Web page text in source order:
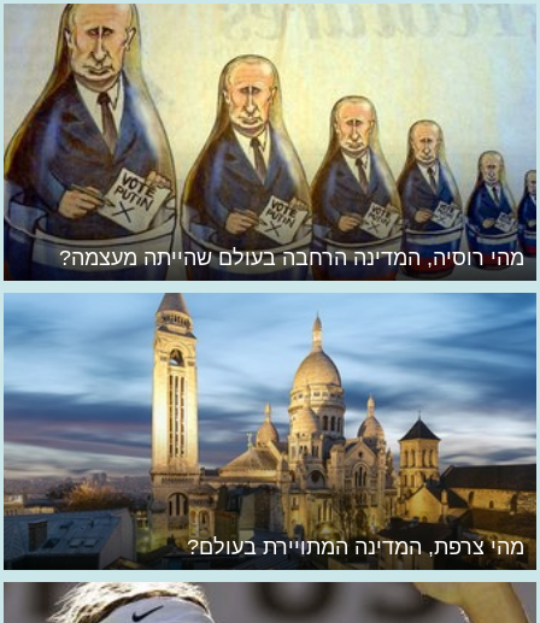
מהי רוסיה, המדינה הרחבה בעולם שהייתה מעצמה?
מהי צרפת, המדינה המתויירת בעולם?